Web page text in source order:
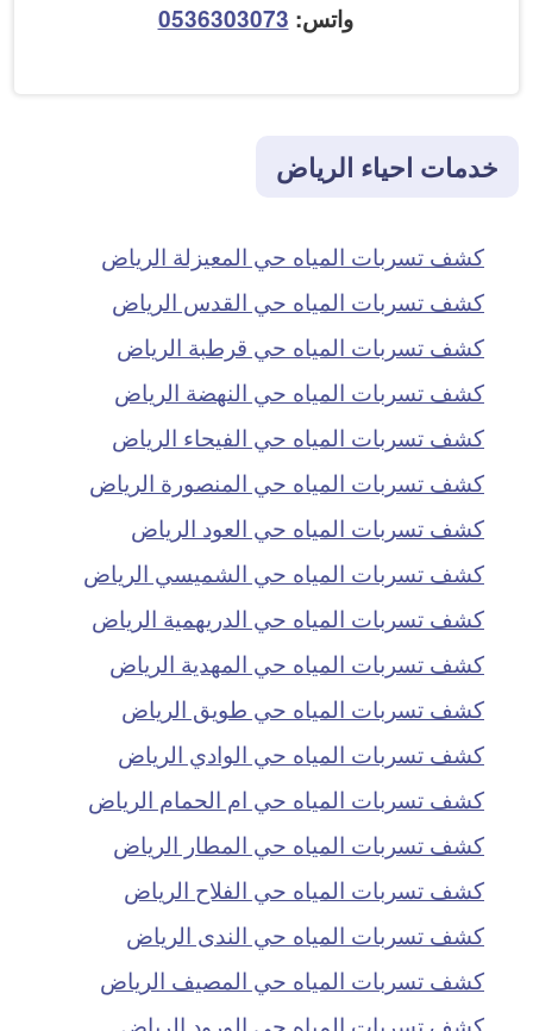
واتس: 0536303073
خدمات احياء الرياض
كشف تسربات المياه حي المعيزلة الرياض
كشف تسربات المياه حي القدس الرياض
كشف تسربات المياه حي قرطبة الرياض
كشف تسربات المياه حي النهضة الرياض
كشف تسربات المياه حي الفيحاء الرياض
كشف تسربات المياه حي المنصورة الرياض
كشف تسربات المياه حي العود الرياض
كشف تسربات المياه حي الشميسي الرياض
كشف تسربات المياه حي الدريهمية الرياض
كشف تسربات المياه حي المهدية الرياض
كشف تسربات المياه حي طويق الرياض
كشف تسربات المياه حي الوادي الرياض
كشف تسربات المياه حي ام الحمام الرياض
كشف تسربات المياه حي المطار الرياض
كشف تسربات المياه حي الفلاح الرياض
كشف تسربات المياه حي الندى الرياض
كشف تسربات المياه حي المصيف الرياض
كشف تسربات المياه حي الورود الرياض